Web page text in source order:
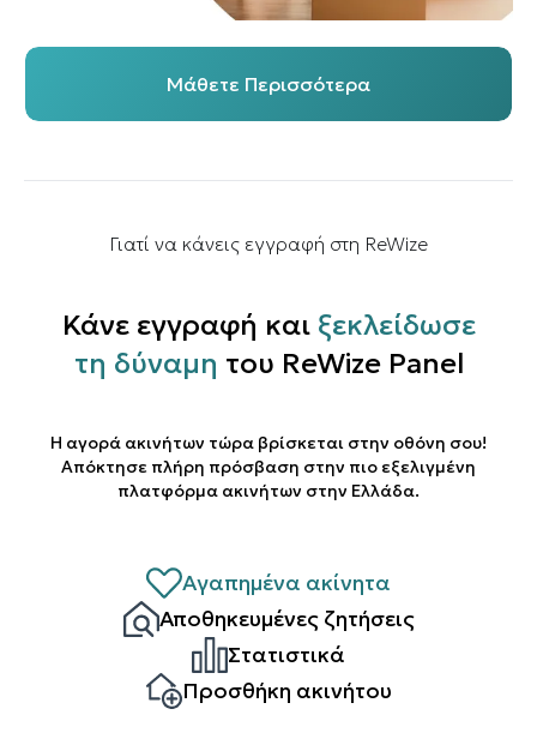
Μάθετε Περισσότερα
Γιατί να κάνεις εγγραφή στη ReWize
Κάνε εγγραφή και ξεκλείδωσε
τη δύναμη του ReWize Panel
Η αγορά ακινήτων τώρα βρίσκεται στην οθόνη σου!
Απόκτησε πλήρη πρόσβαση στην πιο εξελιγμένη
πλατφόρμα ακινήτων στην Ελλάδα.
Αγαπημένα ακίνητα
Αποθηκευμένες ζητήσεις
Στατιστικά
Προσθήκη ακινήτου